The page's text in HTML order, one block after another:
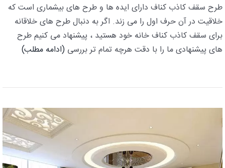
طرح سقف کاذب کناف دارای ایده ها و طرح های بیشماری است که
خلاقیت در آن حرف اول را می زند. اگر به دنبال طرح های خلاقانه
برای سقف کاذب کناف خانه خود هستید ، پیشنهاد می کنیم طرح
های پیشنهادی ما را با دقت هرچه تمام تر بررسی (ادامه مطلب)